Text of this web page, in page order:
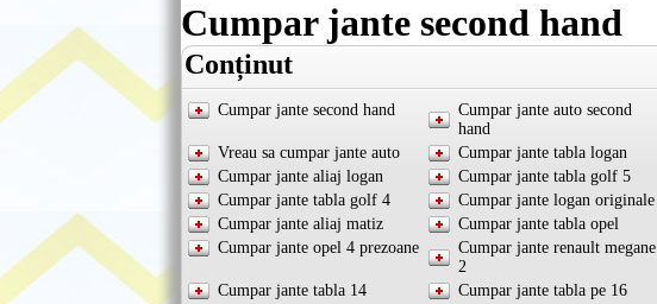
Cumpar jante second hand
Conținut
Cumpar jante second hand
Cumpar jante auto second
hand
Vreau sa cumpar jante auto
Cumpar jante tabla logan
Cumpar jante aliaj logan
Cumpar jante tabla golf 5
Cumpar jante tabla golf 4
Cumpar jante logan originale
Cumpar jante aliaj matiz
Cumpar jante tabla opel
Cumpar jante opel 4 prezoane
Cumpar jante renault megane
2
Cumpar jante tabla 14
Cumpar jante tabla pe 16